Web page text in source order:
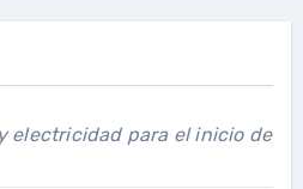
electricidad para el inicio de